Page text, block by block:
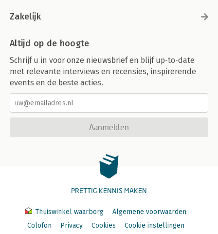
Zakelijk
Altijd op de hoogte
Schrijf u in voor onze nieuwsbrief en blijf up-to-date
met relevante interviews en recensies, inspirerende
events en de beste acties.
Aanmelden
PRETTIG KENNIS MAKEN
Thuiswinkel waarborg
Algemene voorwaarden
Colofon
Privacy Cookies Cookie instellingen